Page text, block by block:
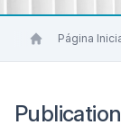
Página